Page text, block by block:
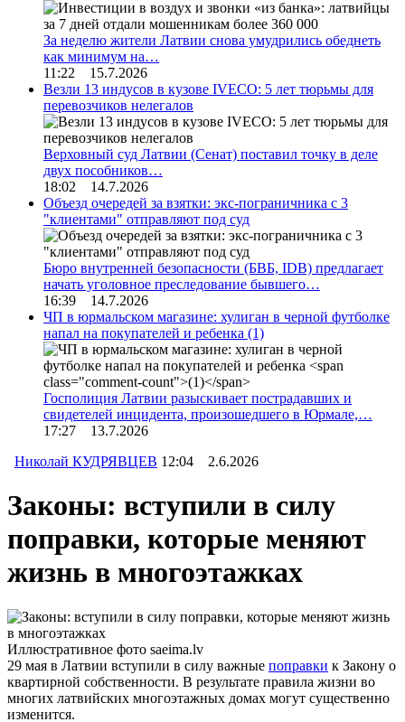
За неделю жители Латвии снова умудрились обеднеть
как минимум на…
11:22 15.7.2026
Везли 13 индусов в кузове IVECO: 5 лет тюрьмы для
перевозчиков нелегалов
Верховный суд Латвии (Сенат) поставил точку в деле
двух пособников…
18:02 14.7.2026
Объезд очередей за взятки: экс-пограничника с 3
"клиентами" отправляют под суд
Бюро внутренней безопасности (БВБ, IDB) предлагает
начать уголовное преследование бывшего…
16:39 14.7.2026
ЧП в юрмальском магазине: хулиган в черной футболке
напал на покупателей и ребенка (1)
Госполиция Латвии разыскивает пострадавших и
свидетелей инцидента, произошедшего в Юрмале,…
17:27 13.7.2026
Николай КУДРЯВЦЕВ 12:04 2.6.2026
Законы: вступили в силу
поправки, которые меняют
жизнь в многоэтажках
Иллюстративное фото saeima.lv
29 мая в Латвии вступили в силу важные поправки к Закону о
квартирной собственности. В результате правила жизни во
многих латвийских многоэтажных домах могут существенно
изменится.